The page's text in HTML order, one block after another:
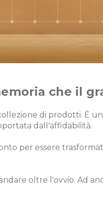
che il
di prodotti. È
dall'affidabilità.
per essere
oltre l'ovvio. Ad